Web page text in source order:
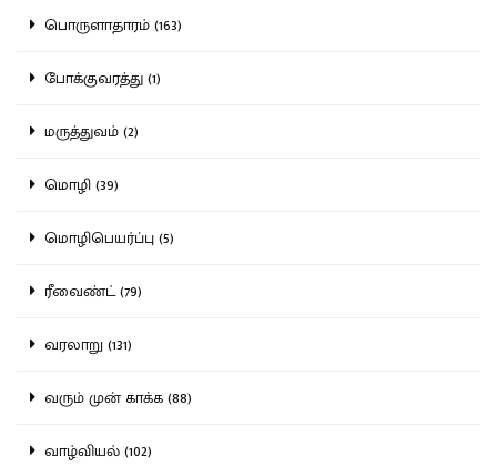
பொருளாதாரம் (163)
போக்குவரத்து (1)
மருத்துவம் (2)
மொழி (39)
மொழிபெயர்ப்பு (5)
ரீவைண்ட் (79)
வரலாறு (131)
வரும் முன் காக்க (88)
வாழ்வியல் (102)